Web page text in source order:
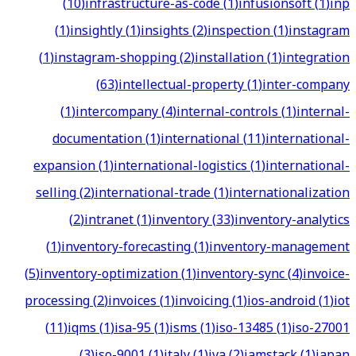
(1)insightly(1)insights(2)inspection(1)instagram
(1)instagram-shopping(2)installation(1)integration
(63)intellectual-property(1)inter-company
(1)intercompany(4)internal-controls(1)internal-
documentation(1)international(11)international-
expansion(1)international-logistics(1)international-
selling(2)international-trade(1)internationalization
(2)intranet(1)inventory(33)inventory-analytics
(1)inventory-forecasting(1)inventory-management
(5)inventory-optimization(1)inventory-sync(4)invoice-
processing(2)invoices(1)invoicing(1)ios-android(1)iot
(11)iqms(1)isa-95(1)isms(1)iso-13485(1)iso-27001